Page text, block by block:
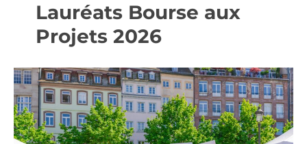
Lauréats Bourse aux
Projets 2026